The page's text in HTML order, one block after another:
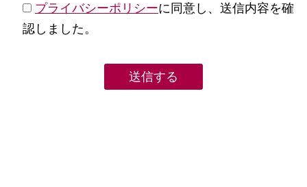
プライバシーポリシーに同意し、送信内容を確
認しました。